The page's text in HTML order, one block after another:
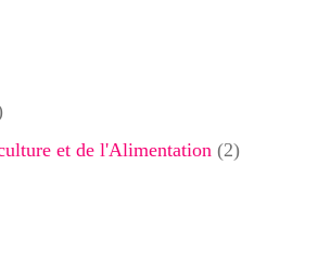
et de l'Alimentation (2)